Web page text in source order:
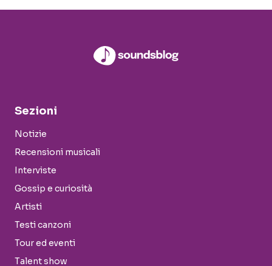
Sezioni
Notizie
Recensioni musicali
Interviste
Gossip e curiosità
Artisti
Testi canzoni
Tour ed eventi
Talent show